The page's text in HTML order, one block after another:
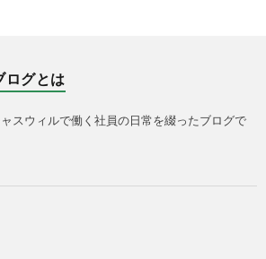
ログとは
スウィルで働く社員の日常を綴ったブログで